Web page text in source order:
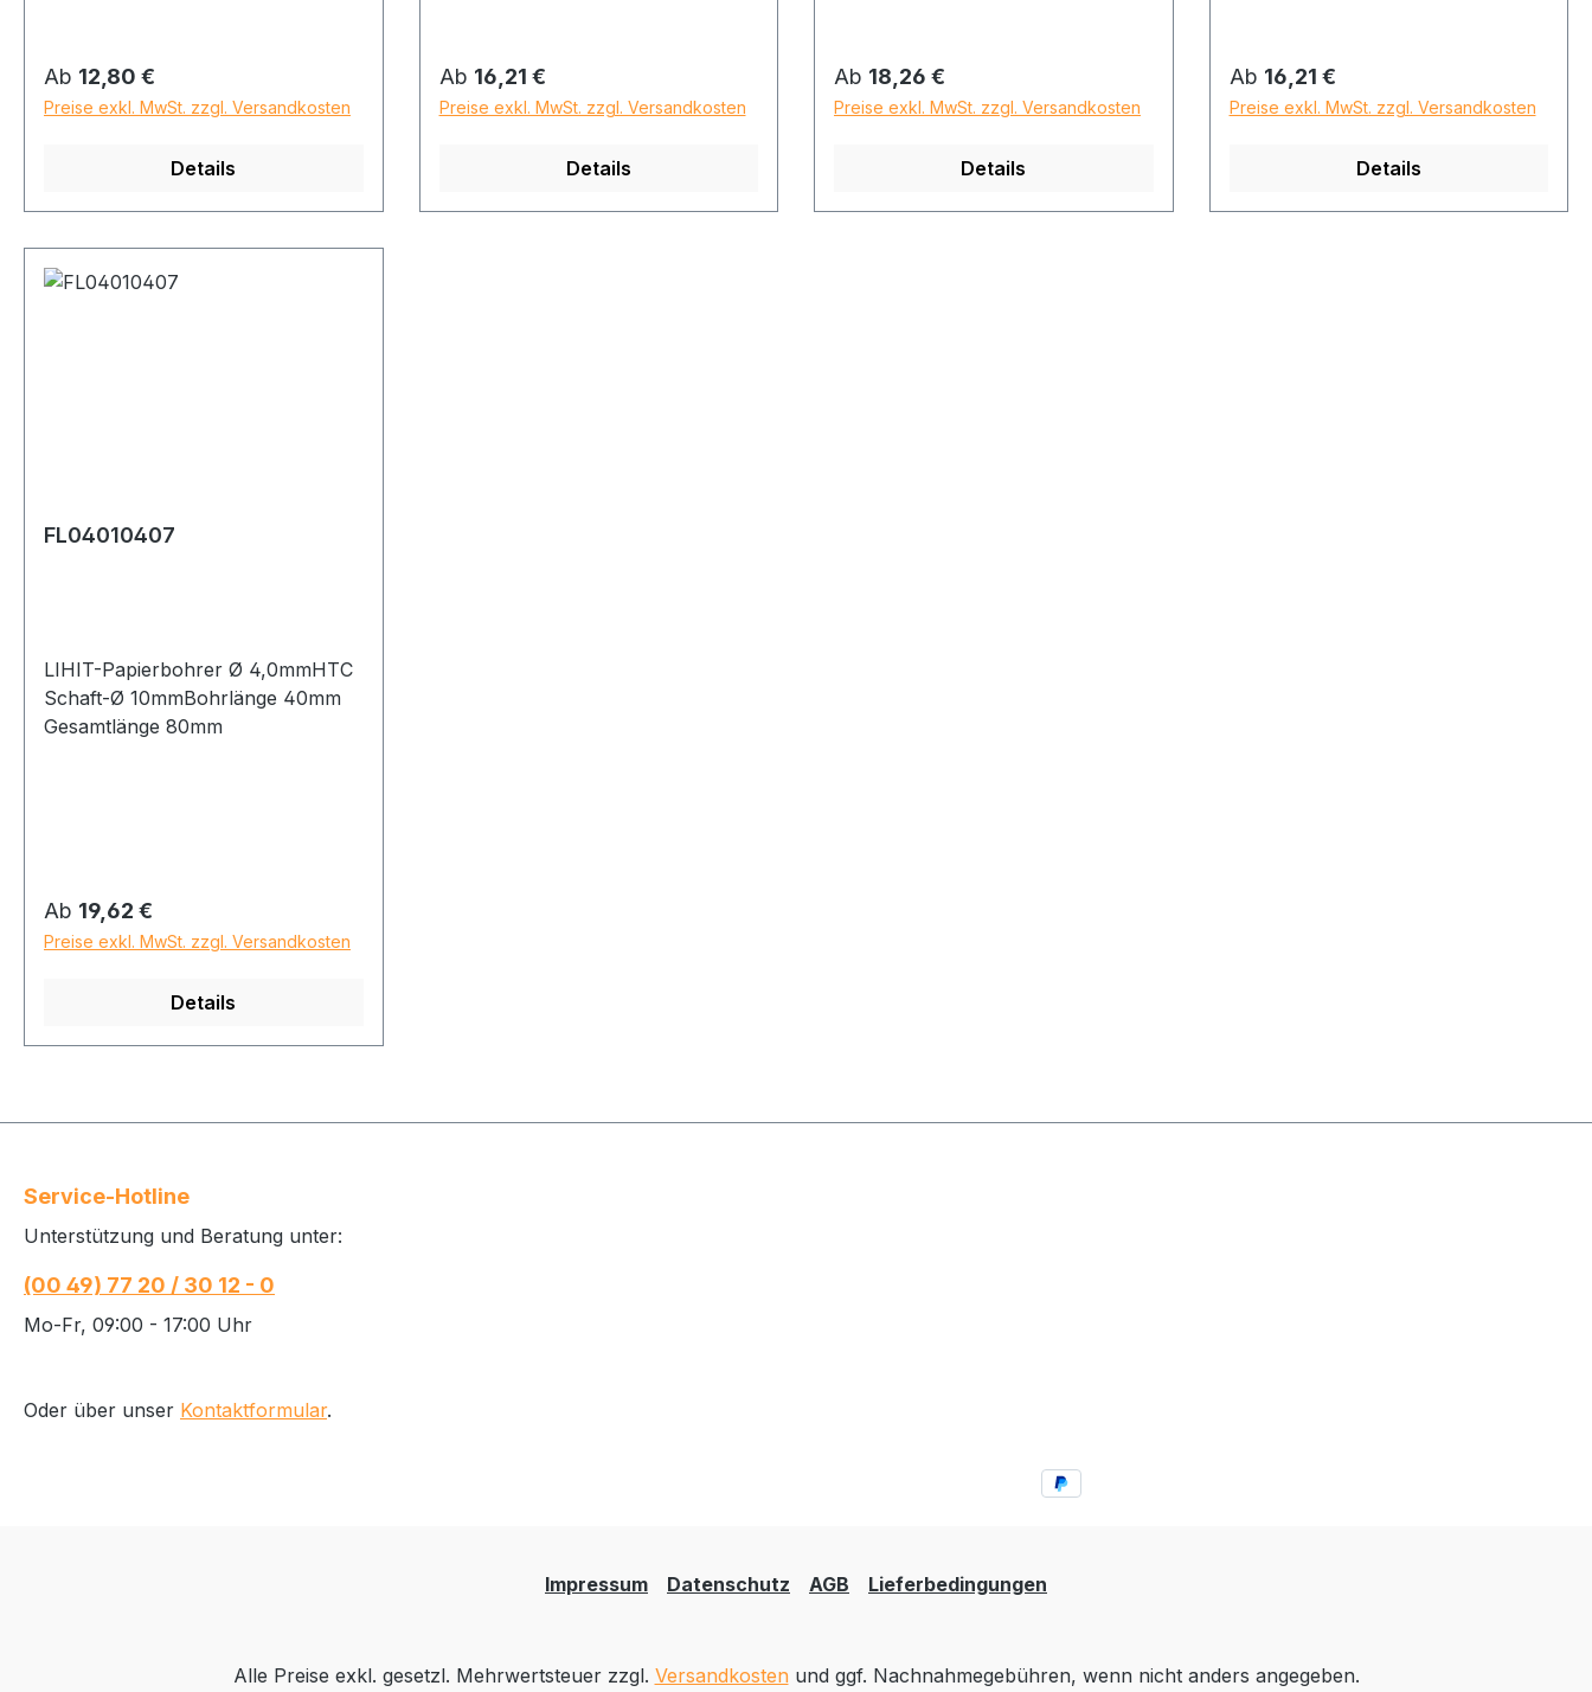
Regulärer Preis:
Ab 12,80 €
Preise exkl. MwSt. zzgl. Versandkosten
Details
Regulärer Preis:
Ab 16,21 €
Preise exkl. MwSt. zzgl. Versandkosten
Details
Regulärer Preis:
Ab 18,26 €
Preise exkl. MwSt. zzgl. Versandkosten
Details
Regulärer Preis:
Ab 16,21 €
Preise exkl. MwSt. zzgl. Versandkosten
Details
FL04010407
LIHIT-Papierbohrer Ø 4,0mmHTC
Schaft-Ø 10mmBohrlänge 40mm
Gesamtlänge 80mm
Regulärer Preis:
Ab 19,62 €
Preise exkl. MwSt. zzgl. Versandkosten
Details
Service-Hotline
Unterstützung und Beratung unter:
(00 49) 77 20 / 30 12 - 0
Mo-Fr, 09:00 - 17:00 Uhr
Oder über unser Kontaktformular.
Impressum Datenschutz AGB Lieferbedingungen
Alle Preise exkl. gesetzl. Mehrwertsteuer zzgl. Versandkosten und ggf. Nachnahmegebühren, wenn nicht anders angegeben.